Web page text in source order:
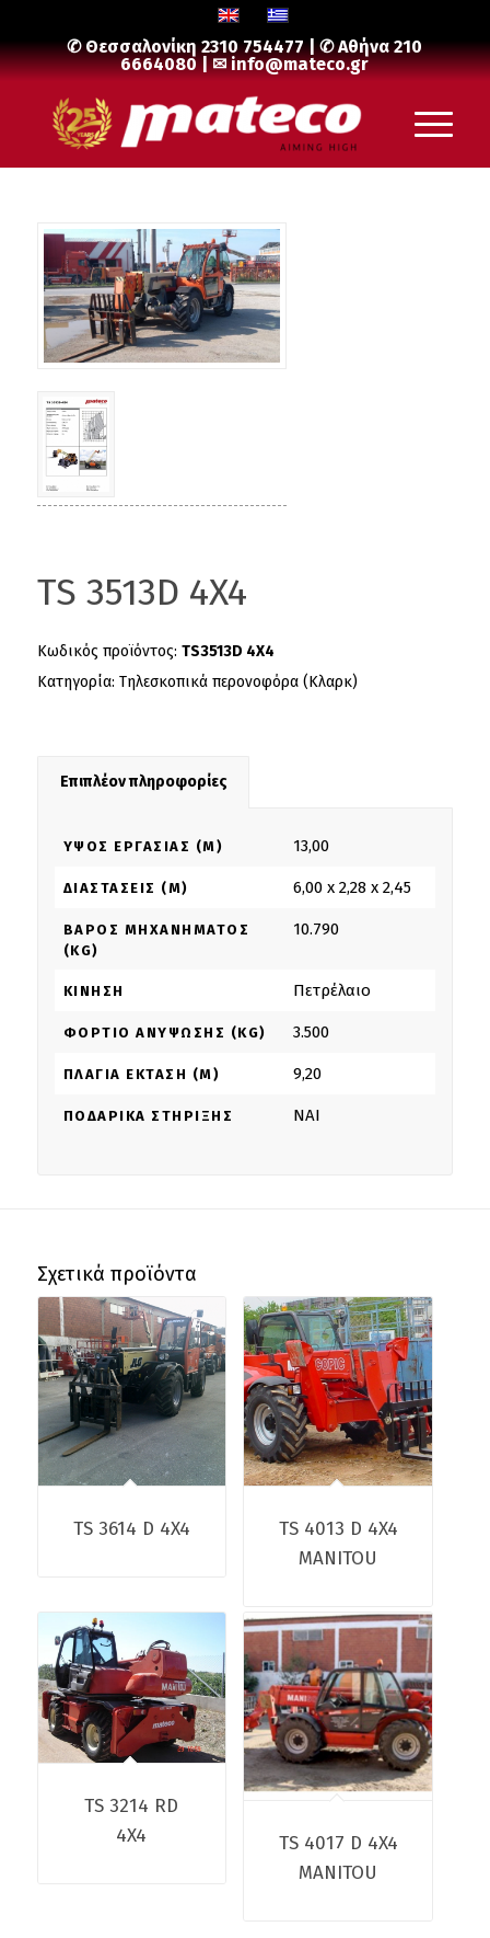
✆ Θεσσαλονίκη2310 754477| ✆ Αθήνα210
6664080| ✉info@mateco.gr
TS 3513D 4X4
Κωδικός προϊόντος: TS3513D 4X4
Κατηγορία: Τηλεσκοπικά περονοφόρα (Κλαρκ)
Επιπλέον πληροφορίες
ΎΨΟΣ ΕΡΓΑΣΊΑΣ (M) 13,00
ΔΙΑΣΤΆΣΕΙΣ (M) 6,00 x 2,28 x 2,45
ΒΆΡΟΣ ΜΗΧΑΝΉΜΑΤΟΣ
(KG)
10.790
ΚΊΝΗΣΗ Πετρέλαιο
ΦΟΡΤΊΟ ΑΝΎΨΩΣΗΣ (KG) 3.500
ΠΛΆΓΙΑ ΈΚΤΑΣΗ (M) 9,20
ΠΟΔΑΡΙΚΆ ΣΤΉΡΙΞΗΣ ΝΑΙ
Σχετικά προϊόντα
TS 3614 D 4X4
TS 4013 D 4X4
MANITOU
TS 3214 RD
4X4
TS 4017 D 4X4
MANITOU